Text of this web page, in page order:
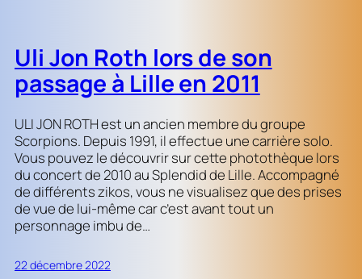
Uli Jon Roth lors de son
passage à Lille en 2011
ULI JON ROTH est un ancien membre du groupe
Scorpions. Depuis 1991, il effectue une carrière solo.
Vous pouvez le découvrir sur cette photothèque lors
du concert de 2010 au Splendid de Lille. Accompagné
de différents zikos, vous ne visualisez que des prises
de vue de lui-même car c’est avant tout un
personnage imbu de…
22 décembre 2022